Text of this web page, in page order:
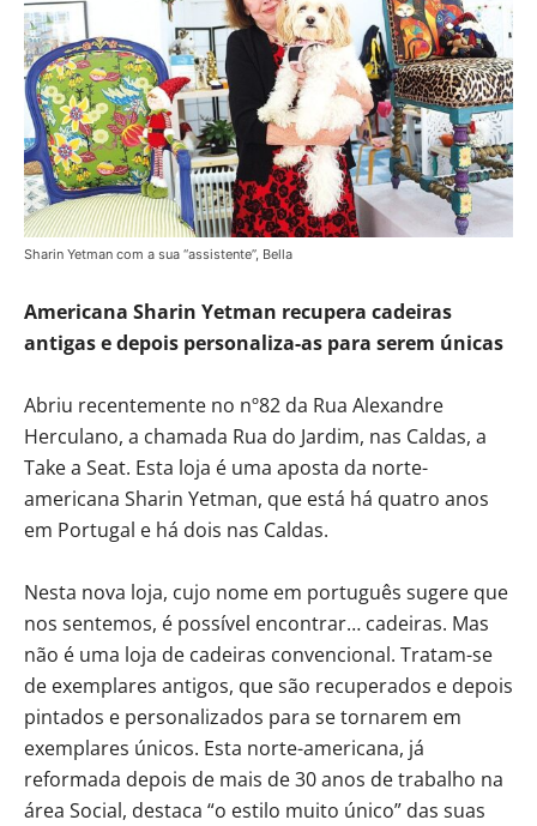
Sharin Yetman com a sua “assistente”, Bella
Americana Sharin Yetman recupera cadeiras
antigas e depois personaliza-as para serem únicas
Abriu recentemente no nº82 da Rua Alexandre
Herculano, a chamada Rua do Jardim, nas Caldas, a
Take a Seat. Esta loja é uma aposta da norte-
americana Sharin Yetman, que está há quatro anos
em Portugal e há dois nas Caldas.
Nesta nova loja, cujo nome em português sugere que
nos sentemos, é possível encontrar… cadeiras. Mas
não é uma loja de cadeiras convencional. Tratam-se
de exemplares antigos, que são recuperados e depois
pintados e personalizados para se tornarem em
exemplares únicos. Esta norte-americana, já
reformada depois de mais de 30 anos de trabalho na
área Social, destaca “o estilo muito único” das suas